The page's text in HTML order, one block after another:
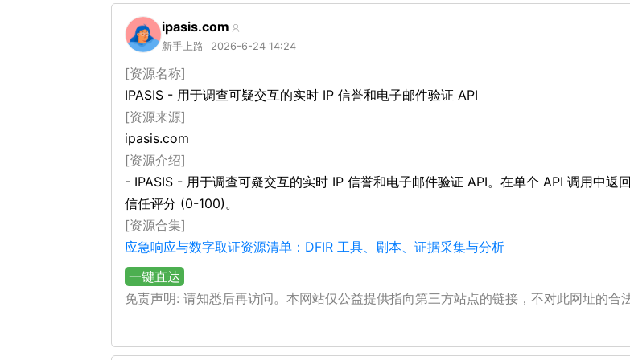
ipasis.com
新手上路 2026-6-24 14:24
[资源名称]
IPASIS - 用于调查可疑交互的实时 IP 信誉和电子邮件验证 API
[资源来源]
ipasis.com
[资源介绍]
- IPASIS - 用于调查可疑交互的实时 IP 信誉和电子邮件验证 API。在单个 API 调用中
信任评分 (0-100)。
[资源合集]
应急响应与数字取证资源清单：DFIR 工具、剧本、证据采集与分析
一键直达
免责声明: 请知悉后再访问。本网站仅公益提供指向第三方站点的链接，不对此网址的合